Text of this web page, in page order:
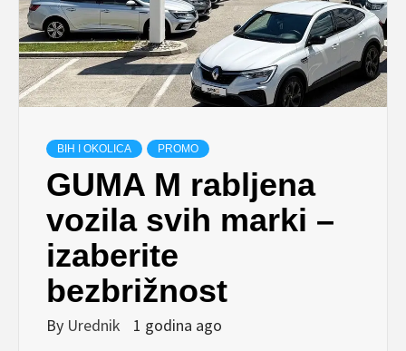
BIH I OKOLICA PROMO
GUMA M rabljena
vozila svih marki –
izaberite
bezbrižnost
By Urednik 1 godina ago